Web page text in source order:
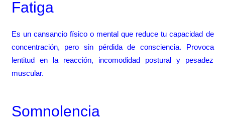
Fatiga
Es un cansancio físico o mental que reduce tu capacidad de
concentración, pero sin pérdida de consciencia. Provoca
lentitud en la reacción, incomodidad postural y pesadez
muscular.
Somnolencia